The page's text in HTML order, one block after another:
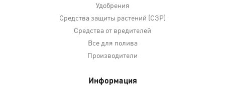
Удобрения
Средства защиты растений (СЗР)
Средства от вредителей
Все для полива
Производители
Информация